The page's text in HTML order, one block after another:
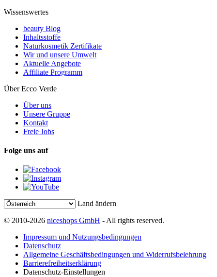
Wissenswertes
beauty Blog
Inhaltsstoffe
Naturkosmetik Zertifikate
Wir und unsere Umwelt
Aktuelle Angebote
Affiliate Programm
Über Ecco Verde
Über uns
Unsere Gruppe
Kontakt
Freie Jobs
Folge uns auf
Land ändern
© 2010-2026 niceshops GmbH - All rights reserved.
Impressum und Nutzungsbedingungen
Datenschutz
Allgemeine Geschäftsbedingungen und Widerrufsbelehrung
Barrierefreiheitserklärung
Datenschutz-Einstellungen